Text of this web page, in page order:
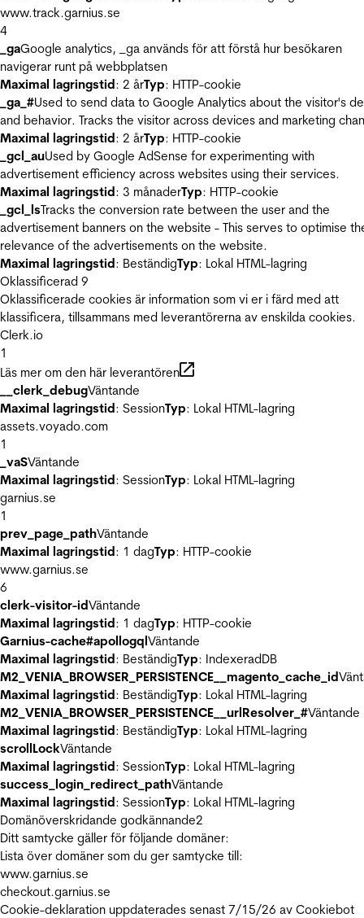
www.track.garnius.se
4
_gaGoogle analytics, _ga används för att förstå hur besökaren
navigerar runt på webbplatsen
Maximal lagringstid: 2 årTyp: HTTP-cookie
_ga_#Used to send data to Google Analytics about the visitor's
and behavior. Tracks the visitor across devices and marketing
Maximal lagringstid: 2 årTyp: HTTP-cookie
_gcl_auUsed by Google AdSense for experimenting with
advertisement efficiency across websites using their services.
Maximal lagringstid: 3 månaderTyp: HTTP-cookie
_gcl_lsTracks the conversion rate between the user and the
advertisement banners on the website - This serves to optimise
relevance of the advertisements on the website.
Maximal lagringstid: BeständigTyp: Lokal HTML-lagring
Oklassificerad 9
Oklassificerade cookies är information som vi er i färd med att
klassificera, tillsammans med leverantörerna av enskilda cookies.
Clerk.io
1
Läs mer om den här leverantören
__clerk_debugVäntande
Maximal lagringstid: SessionTyp: Lokal HTML-lagring
assets.voyado.com
1
_vaSVäntande
Maximal lagringstid: SessionTyp: Lokal HTML-lagring
garnius.se
1
prev_page_pathVäntande
Maximal lagringstid: 1 dagTyp: HTTP-cookie
www.garnius.se
6
clerk-visitor-idVäntande
Maximal lagringstid: 1 dagTyp: HTTP-cookie
Garnius-cache#apollogqlVäntande
Maximal lagringstid: BeständigTyp: IndexeradDB
M2_VENIA_BROWSER_PERSISTENCE__magento_cache_id
Maximal lagringstid: BeständigTyp: Lokal HTML-lagring
M2_VENIA_BROWSER_PERSISTENCE__urlResolver_#Väntande
Maximal lagringstid: BeständigTyp: Lokal HTML-lagring
scrollLockVäntande
Maximal lagringstid: SessionTyp: Lokal HTML-lagring
success_login_redirect_pathVäntande
Maximal lagringstid: SessionTyp: Lokal HTML-lagring
Domänöverskridande godkännande2
Ditt samtycke gäller för följande domäner:
Lista över domäner som du ger samtycke till:
www.garnius.se
checkout.garnius.se
Cookie-deklaration uppdaterades senast 7/15/26 av Cookiebot